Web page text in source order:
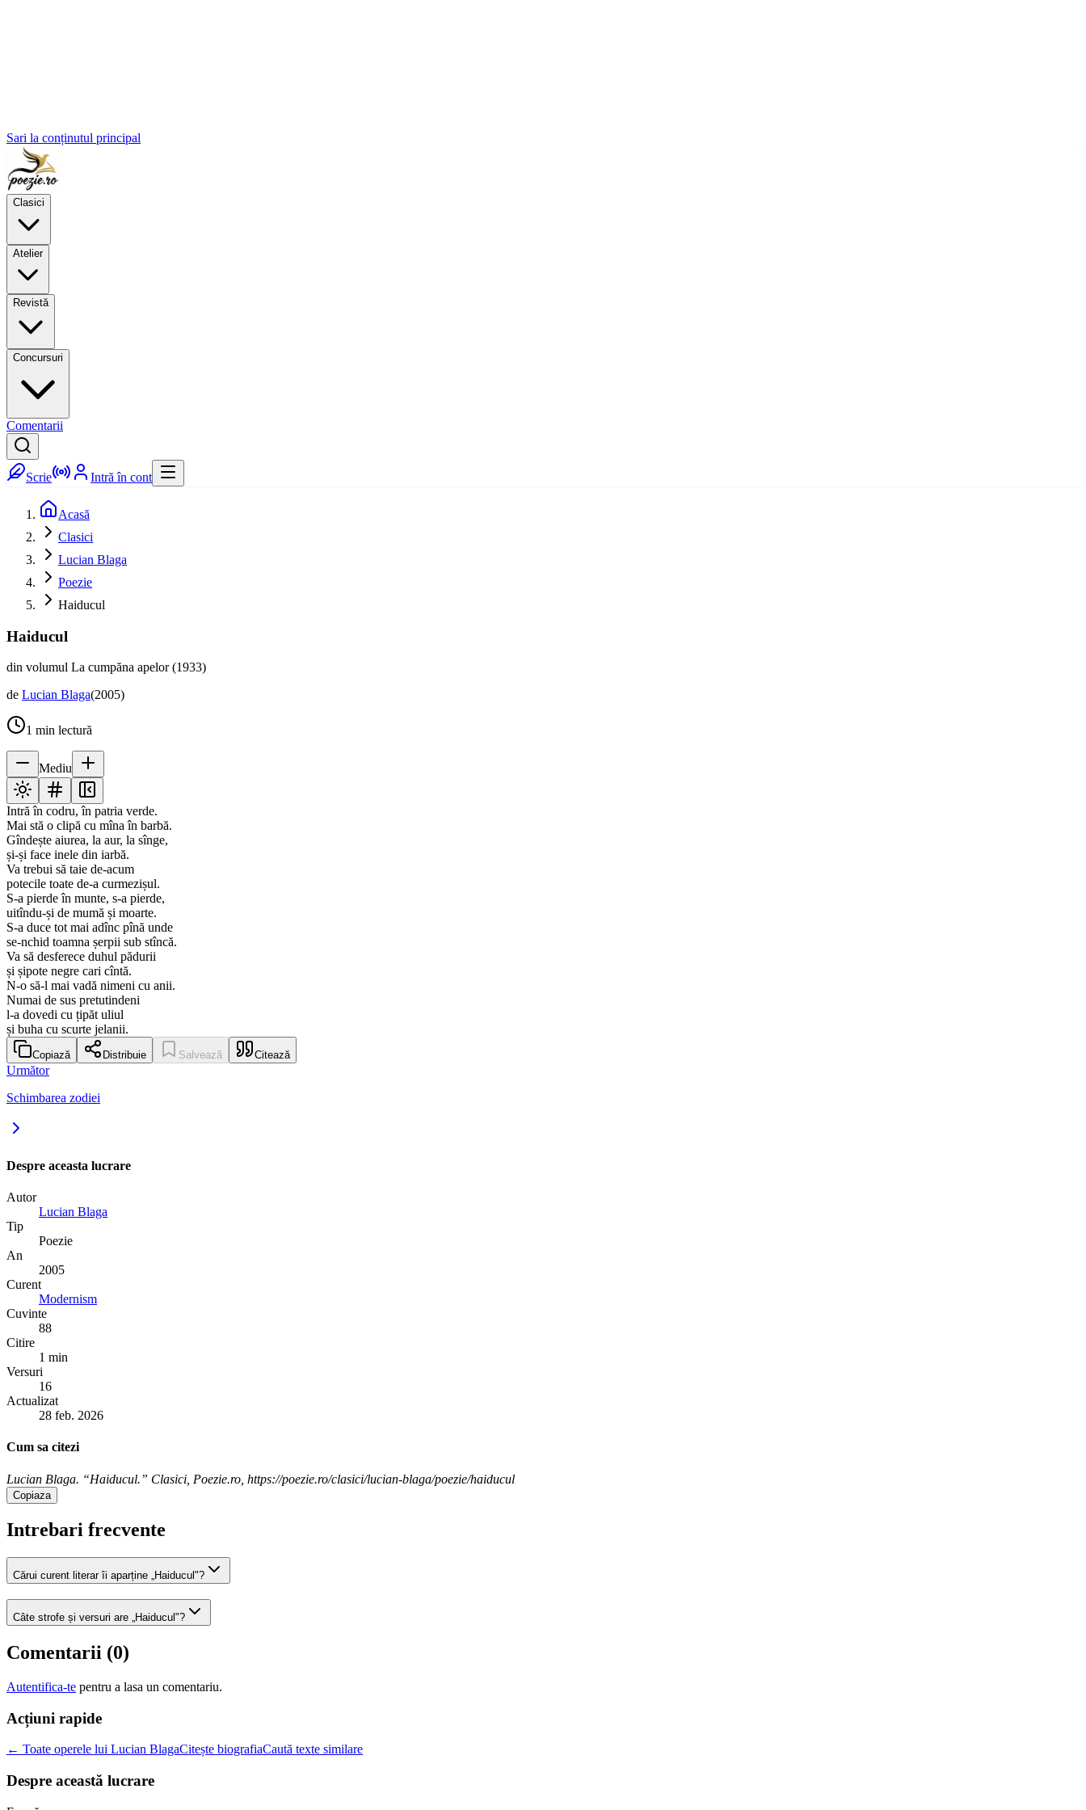
Sari la conținutul principal
Clasici
Atelier
Revistă
Concursuri
Comentarii
Scrie Intră în cont
Acasă
Clasici
Lucian Blaga
Poezie
Haiducul
Haiducul
din volumul La cumpăna apelor (1933)
de Lucian Blaga(2005)
1 min lectură
Mediu
Intră în codru, în patria verde.
Mai stă o clipă cu mîna în barbă.
Gîndește aiurea, la aur, la sînge,
și-și face inele din iarbă.
Va trebui să taie de-acum
potecile toate de-a curmezișul.
S-a pierde în munte, s-a pierde,
uitîndu-și de mumă și moarte.
S-a duce tot mai adînc pînă unde
se-nchid toamna șerpii sub stîncă.
Va să desferece duhul pădurii
și șipote negre cari cîntă.
N-o să-l mai vadă nimeni cu anii.
Numai de sus pretutindeni
l-a dovedi cu țipăt uliul
și buha cu scurte jelanii.
Copiază Distribuie Salvează Citează
Următor
Schimbarea zodiei
Despre aceasta lucrare
Autor
Lucian Blaga
Tip
Poezie
An
2005
Curent
Modernism
Cuvinte
88
Citire
1 min
Versuri
16
Actualizat
28 feb. 2026
Cum sa citezi
Lucian Blaga. “Haiducul.” Clasici, Poezie.ro, https://poezie.ro/clasici/lucian-blaga/poezie/haiducul
Copiaza
Intrebari frecvente
Cărui curent literar îi aparține „Haiducul"?
Câte strofe și versuri are „Haiducul"?
Comentarii (0)
Autentifica-te pentru a lasa un comentariu.
Acțiuni rapide
← Toate operele lui Lucian BlagaCitește biografiaCaută texte similare
Despre această lucrare